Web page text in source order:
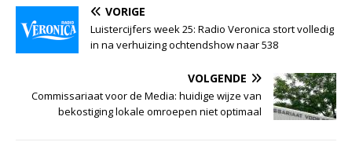
VORIGE
Luistercijfers week 25: Radio Veronica stort volledig
in na verhuizing ochtendshow naar 538
VOLGENDE
Commissariaat voor de Media: huidige wijze van
bekostiging lokale omroepen niet optimaal